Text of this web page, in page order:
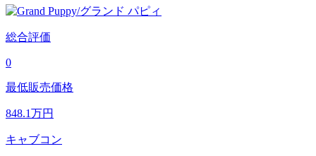
総合評価
0
最低販売価格
848.1万円
キャブコン